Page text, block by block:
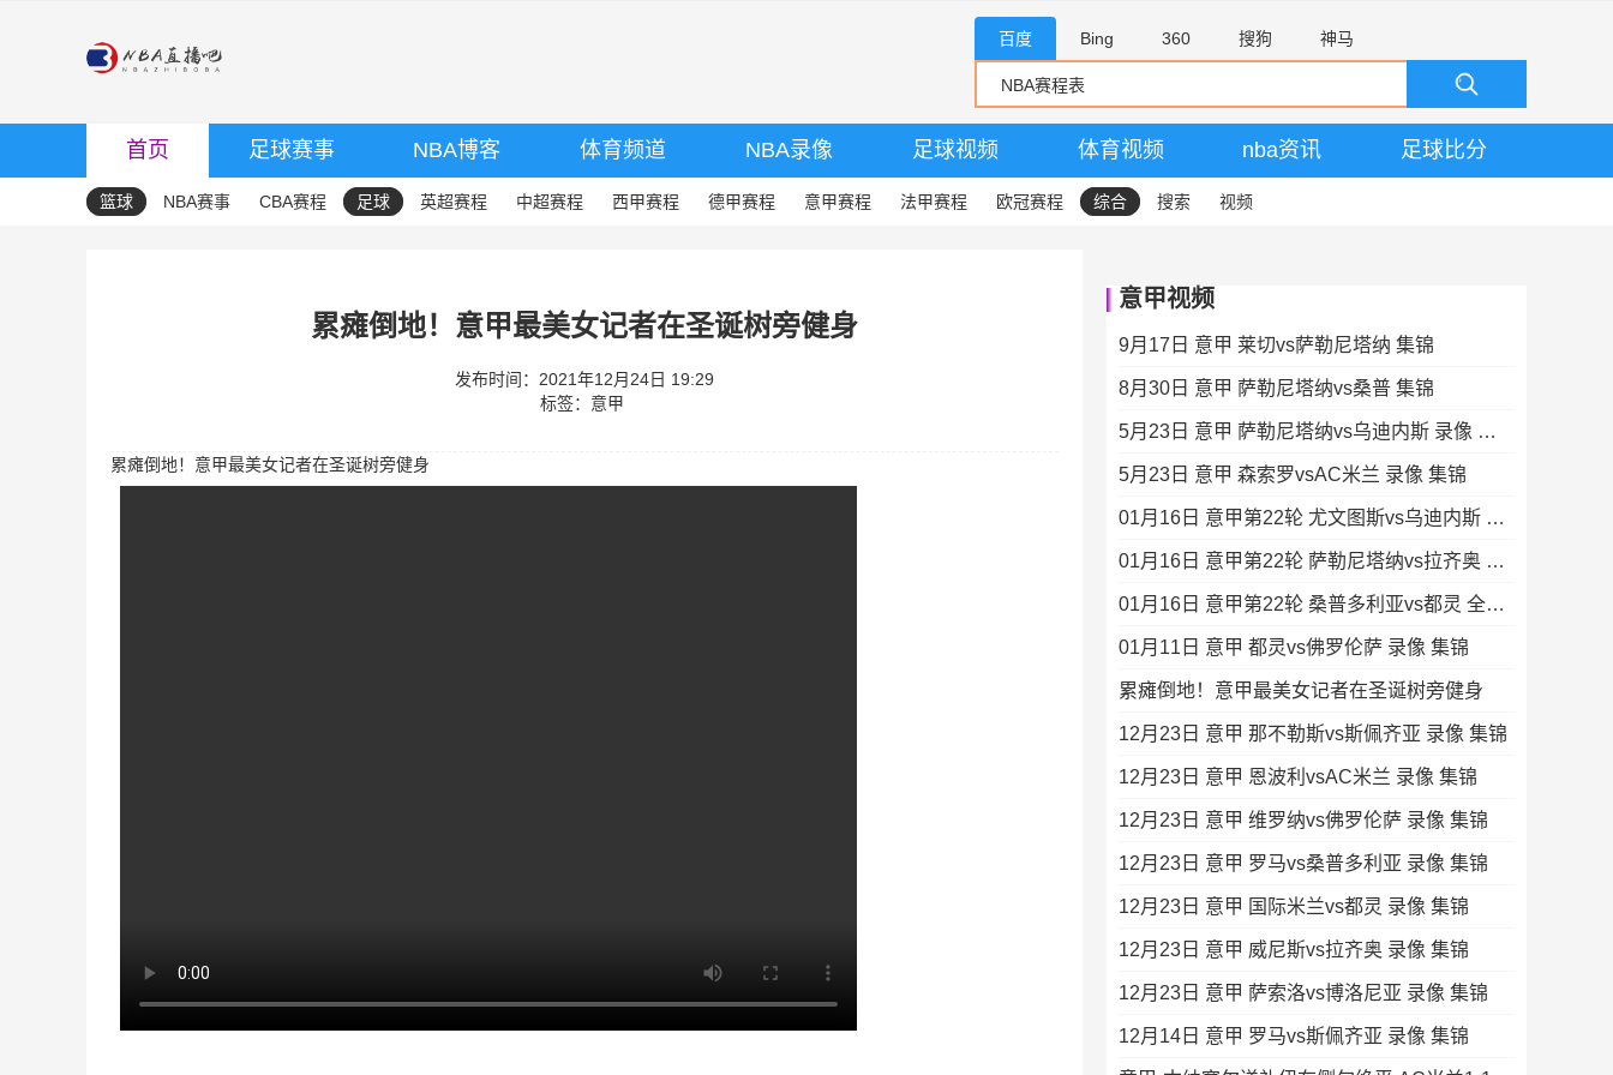
百度 Bing 360 搜狗 神马
首页 足球赛事 NBA博客 体育频道 NBA录像 足球视频 体育视频 nba资讯 足球比分
篮球 NBA赛事 CBA赛程 足球 英超赛程 中超赛程 西甲赛程 德甲赛程 意甲赛程 法甲赛程 欧冠赛程 综合 搜索 视频
累瘫倒地！意甲最美女记者在圣诞树旁健身
发布时间：2021年12月24日 19:29
标签： 意甲
累瘫倒地！意甲最美女记者在圣诞树旁健身
意甲视频
9月17日 意甲 莱切vs萨勒尼塔纳 集锦
8月30日 意甲 萨勒尼塔纳vs桑普 集锦
5月23日 意甲 萨勒尼塔纳vs乌迪内斯 录像 集锦
5月23日 意甲 森索罗vsAC米兰 录像 集锦
01月16日 意甲第22轮 尤文图斯vs乌迪内斯 全场录像
01月16日 意甲第22轮 萨勒尼塔纳vs拉齐奥 全场录像
01月16日 意甲第22轮 桑普多利亚vs都灵 全场录像
01月11日 意甲 都灵vs佛罗伦萨 录像 集锦
累瘫倒地！意甲最美女记者在圣诞树旁健身
12月23日 意甲 那不勒斯vs斯佩齐亚 录像 集锦
12月23日 意甲 恩波利vsAC米兰 录像 集锦
12月23日 意甲 维罗纳vs佛罗伦萨 录像 集锦
12月23日 意甲 罗马vs桑普多利亚 录像 集锦
12月23日 意甲 国际米兰vs都灵 录像 集锦
12月23日 意甲 威尼斯vs拉齐奥 录像 集锦
12月23日 意甲 萨索洛vs博洛尼亚 录像 集锦
12月14日 意甲 罗马vs斯佩齐亚 录像 集锦